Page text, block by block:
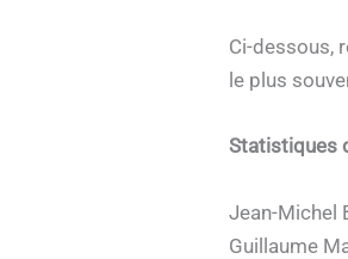
Ci-dessous,
le plus
Statistiques
Jean-Michel
Guillaume